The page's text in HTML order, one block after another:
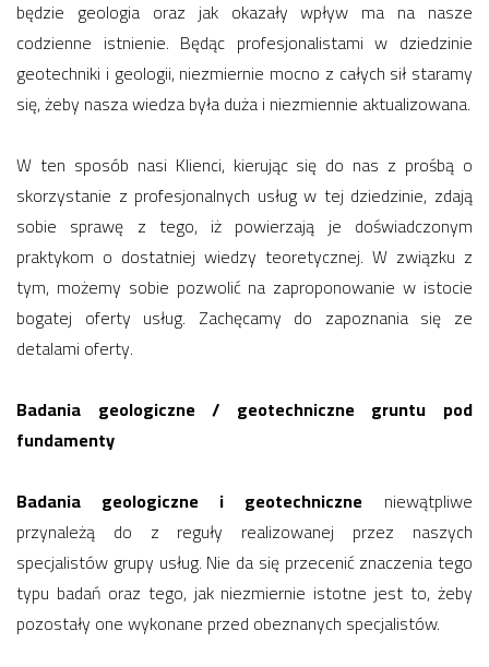
będzie geologia oraz jak okazały wpływ ma na nasze
codzienne istnienie. Będąc profesjonalistami w dziedzinie
geotechniki i geologii, niezmiernie mocno z całych sił staramy
się, żeby nasza wiedza była duża i niezmiennie aktualizowana.
W ten sposób nasi Klienci, kierując się do nas z prośbą o
skorzystanie z profesjonalnych usług w tej dziedzinie, zdają
sobie sprawę z tego, iż powierzają je doświadczonym
praktykom o dostatniej wiedzy teoretycznej. W związku z
tym, możemy sobie pozwolić na zaproponowanie w istocie
bogatej oferty usług. Zachęcamy do zapoznania się ze
detalami oferty.
Badania geologiczne / geotechniczne gruntu pod
fundamenty
Badania geologiczne i geotechniczne niewątpliwe
przynależą do z reguły realizowanej przez naszych
specjalistów grupy usług. Nie da się przecenić znaczenia tego
typu badań oraz tego, jak niezmiernie istotne jest to, żeby
pozostały one wykonane przed obeznanych specjalistów.